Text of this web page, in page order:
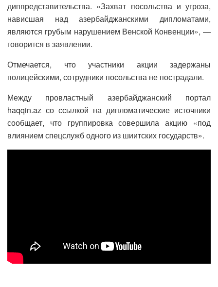
диппредставительства. «Захват посольства и угроза,
нависшая над азербайджанскими дипломатами,
являются грубым нарушением Венской Конвенции», —
говорится в заявлении.
Отмечается, что участники акции задержаны
полицейскими, сотрудники посольства не пострадали.
Между провластный азербайджанский портал
haqqin.az со ссылкой на дипломатические источники
сообщает, что группировка совершила акцию «под
влиянием спецслужб одного из шиитских государств».